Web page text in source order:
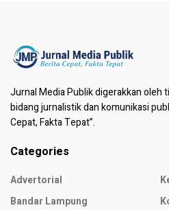
Jurnal Media Publik digerakkan oleh
bidang jurnalistik dan komunikasi
Cepat, Fakta Tepat”.
Categories
Advertorial
Bandar Lampung